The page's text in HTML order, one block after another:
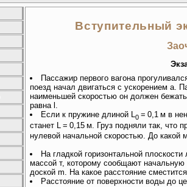
Вступительный
Пассажир первого вагона
поезд начал двигаться с ускорением а.
наименьшей скоростью он должен
равна l.
Если к пружине длиной L0= 0,1 м в
станет L = 0,15 м. Груз подняли так, что
нулевой начальной скоростью. До какой
На гладкой горизонтальной
массой т, которому сообщают
доской m. На какое расстояние
Расстояние от поверхности воды до